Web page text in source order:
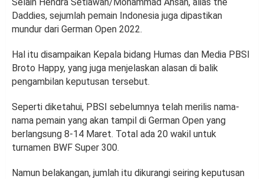
Daddies, sejumlah pemain Indonesia juga dipastikan
mundur dari German Open 2022.
Hal itu disampaikan Kepala bidang Humas dan Media PBSI
Broto Happy, yang juga menjelaskan alasan di balik
pengambilan keputusan tersebut.
Seperti diketahui, PBSI sebelumnya telah merilis nama-
nama pemain yang akan tampil di German Open yang
berlangsung 8-14 Maret. Total ada 20 wakil untuk
turnamen BWF Super 300.
Namun belakangan, jumlah itu dikurangi seiring keputusan